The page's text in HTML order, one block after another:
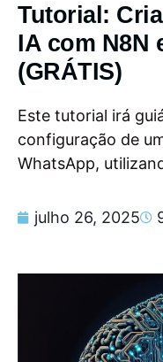
Tutorial:
IA com N8N
(GRÁTIS)
Este tutorial irá
configuração de
WhatsApp,
julho 26, 2025